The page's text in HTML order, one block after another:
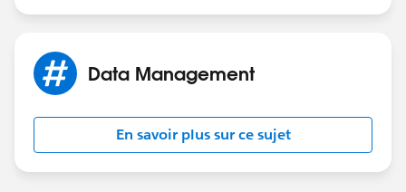
Data Management
En savoir plus sur ce sujet